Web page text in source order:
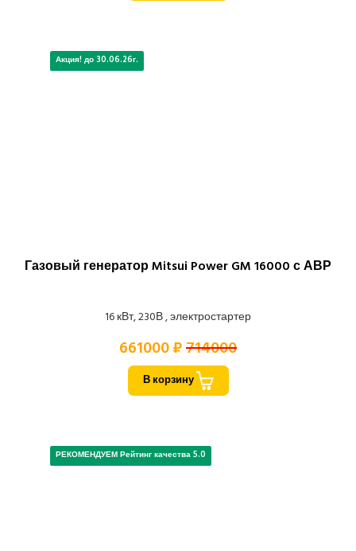
Акция! до 30.06.26г.
Газовый генератор Mitsui Power GM 16000 с АВР
16 кВт, 230В , электростартер
661000 ₽714000
В корзину
РЕКОМЕНДУЕМ Рейтинг качества 5.0